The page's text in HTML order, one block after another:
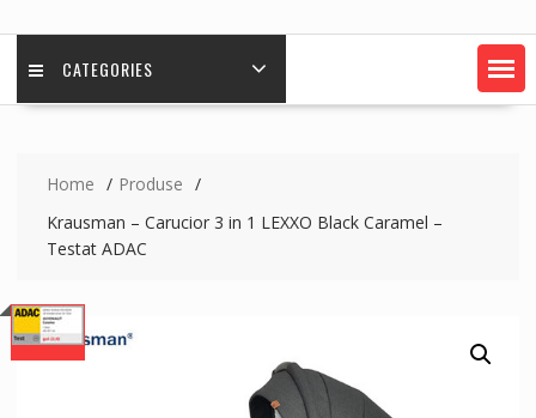
CATEGORIES
Home
Produse
Krausman – Carucior 3 in 1 LEXXO Black Caramel –
Testat ADAC